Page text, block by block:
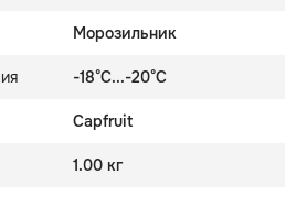
Морозильник
-18°C...-20°C
Capfruit
1.00 кг